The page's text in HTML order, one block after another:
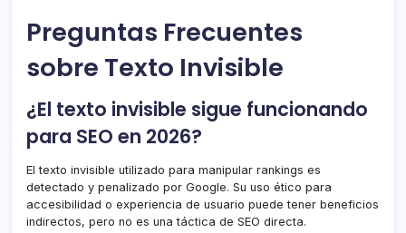
Preguntas Frecuentes
sobre Texto Invisible
¿El texto invisible sigue funcionando
para SEO en 2026?
El texto invisible utilizado para manipular rankings es
detectado y penalizado por Google. Su uso ético para
accesibilidad o experiencia de usuario puede tener beneficios
indirectos, pero no es una táctica de SEO directa.